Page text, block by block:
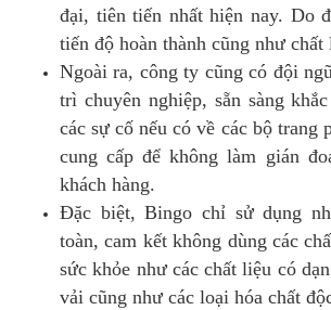
đại, tiên tiến nhất hiện nay. Do
tiến độ hoàn thành cũng như chất
Ngoài ra, công ty cũng có đội
trì chuyên nghiệp, sẵn sàng
các sự cố nếu có về các bộ trang
cung cấp để không làm gián
khách hàng.
Đặc biệt, Bingo chỉ sử dụng
toàn, cam kết không dùng các
sức khỏe như các chất liệu có
vải cũng như các loại hóa chất